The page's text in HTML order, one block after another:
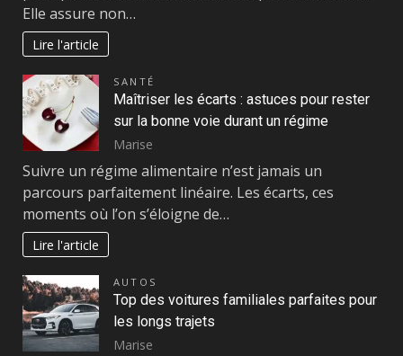
Elle assure non…
Lire l'article
SANTÉ
Maîtriser les écarts : astuces pour rester
sur la bonne voie durant un régime
Marise
Suivre un régime alimentaire n’est jamais un
parcours parfaitement linéaire. Les écarts, ces
moments où l’on s’éloigne de…
Lire l'article
AUTOS
Top des voitures familiales parfaites pour
les longs trajets
Marise